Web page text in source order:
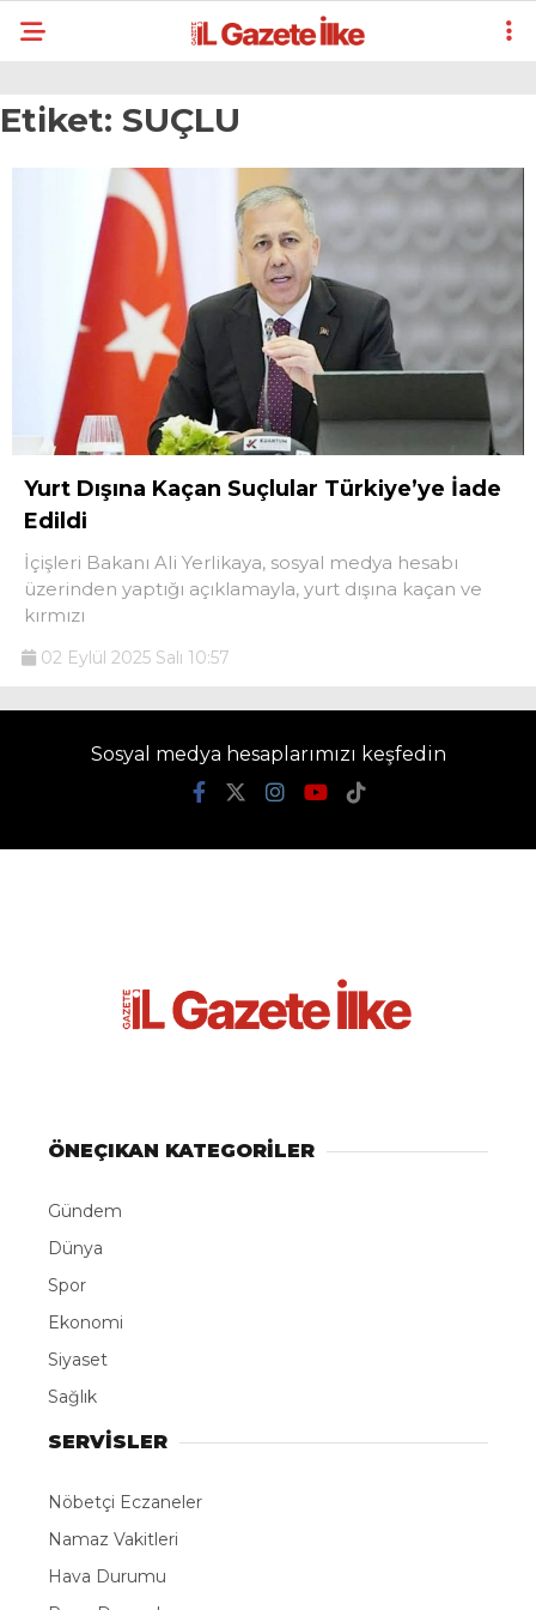
Etiket: SUÇLU
Yurt Dışına Kaçan Suçlular Türkiye’ye İade
Edildi
İçişleri Bakanı Ali Yerlikaya, sosyal medya hesabı
üzerinden yaptığı açıklamayla, yurt dışına kaçan ve
kırmızı
02 Eylül 2025 Salı 10:57
Sosyal medya hesaplarımızı keşfedin
ÖNEÇIKAN KATEGORİLER
Gündem
Dünya
Spor
Ekonomi
Siyaset
Sağlık
SERVİSLER
Nöbetçi Eczaneler
Namaz Vakitleri
Hava Durumu